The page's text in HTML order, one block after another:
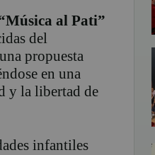
al Pati”
del
propuesta
en una
y la libertad de
infantiles